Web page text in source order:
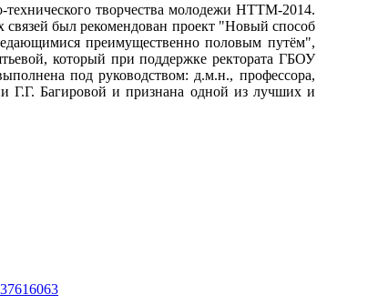
технического творчества молодежи НТТМ-2014.
был рекомендован проект "Новый способ
преимущественно половым путём",
который при поддержке ректората ГБОУ
под руководством: д.м.н., профессора,
Г.Г. Багировой и признана одной из лучших и